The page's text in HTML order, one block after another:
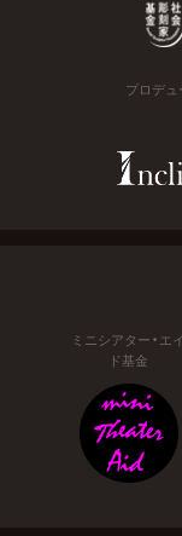
プロデュ
ミニシアター・エイ
ド基金